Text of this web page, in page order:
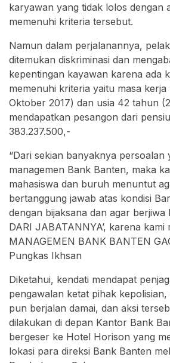
karyawan yang tidak lolos dengan
memenuhi kriteria tersebut.
Namun dalam perjalanannya,
ditemukan diskriminasi dan
kepentingan kayawan karena ada
memenuhi kriteria yaitu masa
Oktober 2017) dan usia 42 tahun
mendapatkan pesangon dari
383.237.500,-
“Dari sekian banyaknya persoalan
managemen Bank Banten, maka
mahasiswa dan buruh menuntut
bertanggung jawab atas kondisi
dengan bijaksana dan agar berjiwa
DARI JABATANNYA’, karena kami
MANAGEMEN BANK BANTEN
Pungkas Ikhsan
Diketahui, kendati mendapat
pengawalan ketat pihak
pun berjalan damai, dan aksi
dilakukan di depan Kantor Bank
bergeser ke Hotel Horison yang
lokasi para direksi Bank Banten